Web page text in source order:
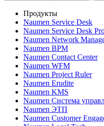
Продукты
Naumen Service Desk
Naumen Service Desk
Naumen Network
Naumen BPM
Naumen Contact Center
Naumen WFM
Naumen Project Ruler
Naumen Erudite
Naumen KMS
Naumen Система
Naumen ЭТП
Naumen Customer